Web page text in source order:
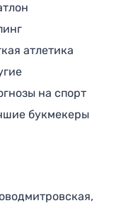
атлетика
на спорт
букмекеры